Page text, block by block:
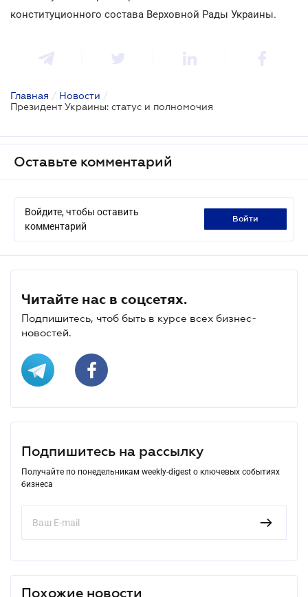
конституционного состава Верховной Рады Украины.
Главная / Новости /
Президент Украины: статус и полномочия
Оставьте комментарий
Войдите, чтобы оставить
комментарий
войти
Читайте нас в соцсетях.
Подпишитесь, чтоб быть в курсе всех бизнес-
новостей.
Подпишитесь на рассылку
Получайте по понедельникам weekly-digest о ключевых событиях
бизнеса
Похожие новости